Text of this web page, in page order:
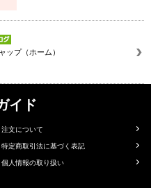
ップ（ホーム）
イド
注文について
特定商取引法に基づく表記
個人情報の取り扱い